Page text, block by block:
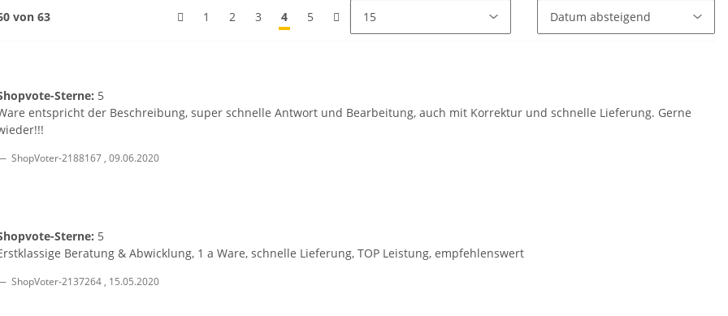
von 63 1 2 3 4 5
Sterne: 5
entspricht der Beschreibung, super schnelle Antwort und Bearbeitung, auch mit Korrektur und schnelle Lieferung. Gerne
ShopVoter-2188167 , 09.06.2020
Sterne: 5
Beratung & Abwicklung, 1 a Ware, schnelle Lieferung, TOP Leistung, empfehlenswert
ShopVoter-2137264 , 15.05.2020